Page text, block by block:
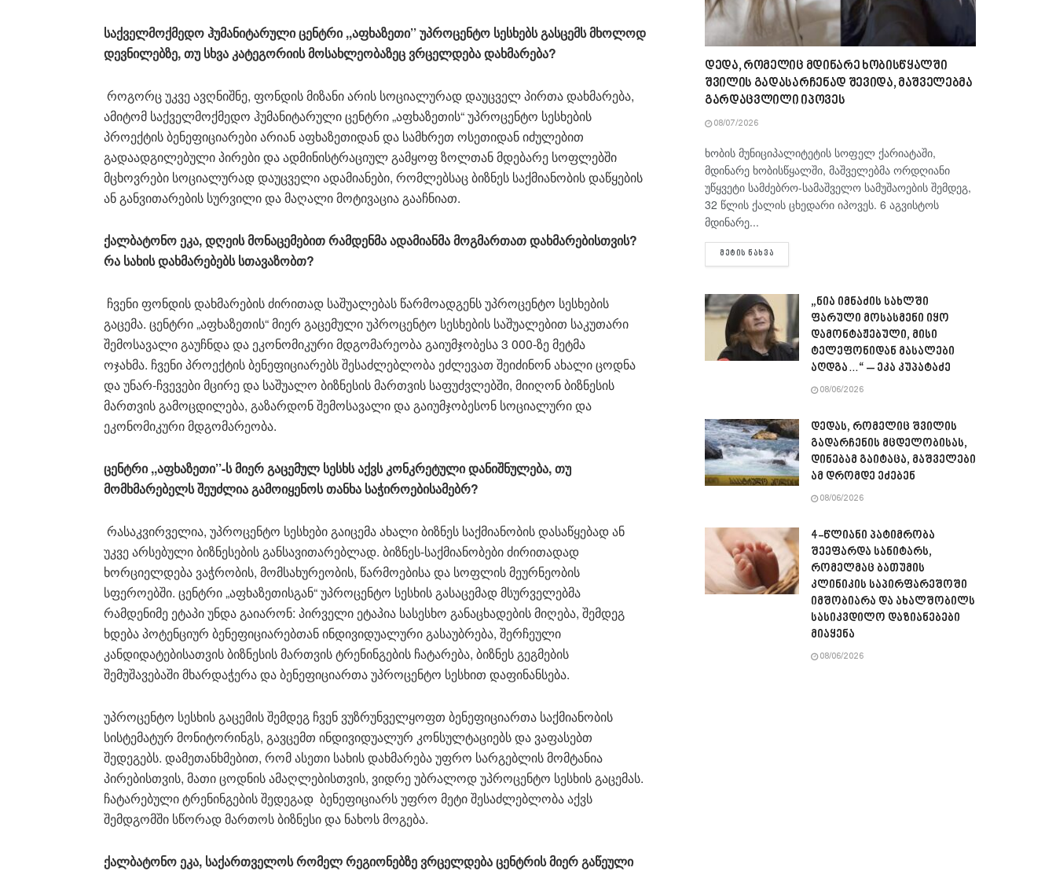
საქველმოქმედო ჰუმანიტარული ცენტრი ,,აფხაზეთი’’ უპროცენტო სესხებს გასცემს მხოლოდ
დევნილებზე, თუ სხვა კატეგორიის მოსახლეობაზეც ვრცელდება დახმარება?
როგორც უკვე ავღნიშნე, ფონდის მიზანი არის სოციალურად დაუცველ პირთა დახმარება,
ამიტომ საქველმოქმედო ჰუმანიტარული ცენტრი „აფხაზეთის“ უპროცენტო სესხების
პროექტის ბენეფიციარები არიან აფხაზეთიდან და სამხრეთ ოსეთიდან იძულებით
გადაადგილებული პირები და ადმინისტრაციულ გამყოფ ზოლთან მდებარე სოფლებში
მცხოვრები სოციალურად დაუცველი ადამიანები, რომლებსაც ბიზნეს საქმიანობის დაწყების
ან განვითარების სურვილი და მაღალი მოტივაცია გააჩნიათ.
ქალბატონო ეკა, დღეის მონაცემებით რამდენმა ადამიანმა მოგმართათ დახმარებისთვის?
რა სახის დახმარებებს სთავაზობთ?
ჩვენი ფონდის დახმარების ძირითად საშუალებას წარმოადგენს უპროცენტო სესხების
გაცემა. ცენტრი „აფხაზეთის“ მიერ გაცემული უპროცენტო სესხების საშუალებით საკუთარი
შემოსავალი გაუჩნდა და ეკონომიკური მდგომარეობა გაიუმჯობესა 3 000-ზე მეტმა
ოჯახმა. ჩვენი პროექტის ბენეფიციარებს შესაძლებლობა ეძლევათ შეიძინონ ახალი ცოდნა
და უნარ-ჩვევები მცირე და საშუალო ბიზნესის მართვის საფუძვლებში, მიიღონ ბიზნესის
მართვის გამოცდილება, გაზარდონ შემოსავალი და გაიუმჯობესონ სოციალური და
ეკონომიკური მდგომარეობა.
ცენტრი ,,აფხაზეთი’’-ს მიერ გაცემულ სესხს აქვს კონკრეტული დანიშნულება, თუ
მომხმარებელს შეუძლია გამოიყენოს თანხა საჭიროებისამებრ?
რასაკვირველია, უპროცენტო სესხები გაიცემა ახალი ბიზნეს საქმიანობის დასაწყებად ან
უკვე არსებული ბიზნესების განსავითარებლად. ბიზნეს-საქმიანობები ძირითადად
ხორციელდება ვაჭრობის, მომსახურეობის, წარმოებისა და სოფლის მეურნეობის
სფეროებში. ცენტრი „აფხაზეთისგან“ უპროცენტო სესხის გასაცემად მსურველებმა
რამდენიმე ეტაპი უნდა გაიარონ: პირველი ეტაპია სასესხო განაცხადების მიღება, შემდეგ
ხდება პოტენციურ ბენეფიციარებთან ინდივიდუალური გასაუბრება, შერჩეული
კანდიდატებისათვის ბიზნესის მართვის ტრენინგების ჩატარება, ბიზნეს გეგმების
შემუშავებაში მხარდაჭერა და ბენეფიციართა უპროცენტო სესხით დაფინანსება.
უპროცენტო სესხის გაცემის შემდეგ ჩვენ ვუზრუნველყოფთ ბენეფიციართა საქმიანობის
სისტემატურ მონიტორინგს, გავცემთ ინდივიდუალურ კონსულტაციებს და ვაფასებთ
შედეგებს. დამეთანხმებით, რომ ასეთი სახის დახმარება უფრო სარგებლის მომტანია
პირებისთვის, მათი ცოდნის ამაღლებისთვის, ვიდრე უბრალოდ უპროცენტო სესხის გაცემას.
ჩატარებული ტრენინგების შედეგად ბენეფიციარს უფრო მეტი შესაძლებლობა აქვს
შემდგომში სწორად მართოს ბიზნესი და ნახოს მოგება.
ქალბატონოეკა, საქართველოს რომელ რეგიონებზე ვრცელდება ცენტრის მიერ გაწეული
დედა, რომელიც მდინარე ხობისწყალში
შვილის გადასარჩენად შევიდა, მაშველებმა
გარდაცვლილი იპოვეს
08/07/2026
ხობის მუნიციპალიტეტის სოფელ ქარიატაში,
მდინარე ხობისწყალში, მაშველებმა ორდღიანი
უწყვეტი სამძებრო-სამაშველო სამუშაოების შემდეგ,
32 წლის ქალის ცხედარი იპოვეს. 6 აგვისტოს
მდინარე...
ᲛᲔᲢᲘᲡ ᲜᲐᲮᲕᲐ
„ნია იმნაძის სახლში
ფარული მოსასმენი იყო
დამონტაჟებული, მისი
ტელეფონიდან მასალები
აღდგა…“ – ეკა კუპატაძე
08/06/2026
დედას, რომელიც შვილის
გადარჩენის მცდელობისას,
დინებამ გაიტაცა, მაშველები
ამ დრომდე ეძებენ
08/06/2026
4-წლიანი პატიმრობა
შეეფარდა სანიტარს,
რომელმაც ბათუმის
კლინიკის საპირფარეშოში
იმშობიარა და ახალშობილს
სასიკვდილო დაზიანებები
მიაყენა
08/06/2026